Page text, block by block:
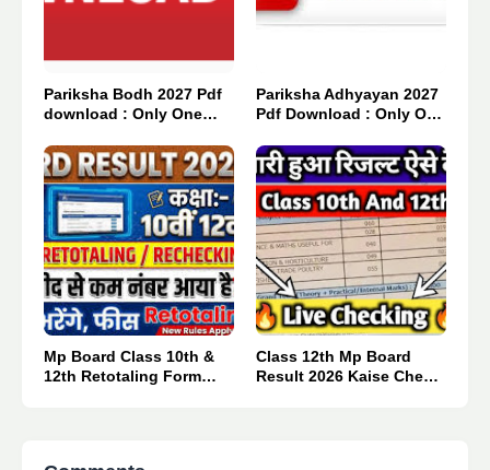
Pariksha Bodh 2027 Pdf
download : Only One
Pariksha Adhyayan 2027
Pdf Download : Only One
Mp Board Class 10th &
12th Retotaling Form
Class 12th Mp Board
Result 2026 Kaise Check